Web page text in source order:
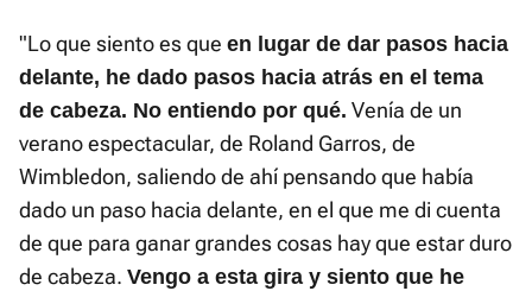
"Lo que siento es que en lugar de dar pasos hacia
delante, he dado pasos hacia atrás en el tema
de cabeza. No entiendo por qué. Venía de un
verano espectacular, de Roland Garros, de
Wimbledon, saliendo de ahí pensando que había
dado un paso hacia delante, en el que me di cuenta
de que para ganar grandes cosas hay que estar duro
de cabeza. Vengo a esta gira y siento que he